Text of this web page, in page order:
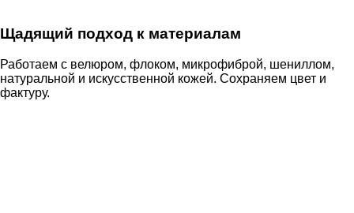
Щадящий подход к материалам
Работаем с велюром, флоком, микрофиброй, шениллом,
натуральной и искусственной кожей. Сохраняем цвет и
фактуру.